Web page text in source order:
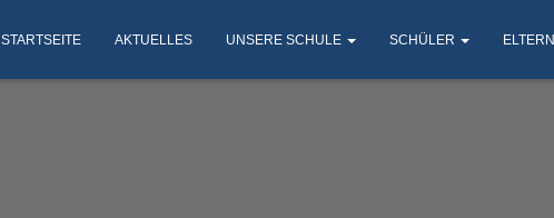
STARTSEITE AKTUELLES UNSERE SCHULE SCHÜLER ELTERN